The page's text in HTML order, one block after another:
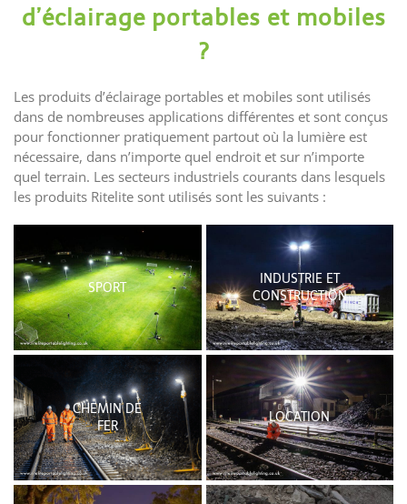
d’éclairage portables et mobiles
?
Les produits d’éclairage portables et mobiles sont utilisés
dans de nombreuses applications différentes et sont conçus
pour fonctionner pratiquement partout où la lumière est
nécessaire, dans n’importe quel endroit et sur n’importe
quel terrain. Les secteurs industriels courants dans lesquels
les produits Ritelite sont utilisés sont les suivants :
SPORT
INDUSTRIE ET
CONSTRUCTION
CHEMIN DE
FER
LOCATION